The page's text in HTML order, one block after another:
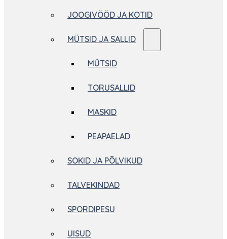
JOOGIVÖÖD JA KOTID
MÜTSID JA SALLID
MÜTSID
TORUSALLID
MASKID
PEAPAELAD
SOKID JA PÕLVIKUD
TALVEKINDAD
SPORDIPESU
UISUD